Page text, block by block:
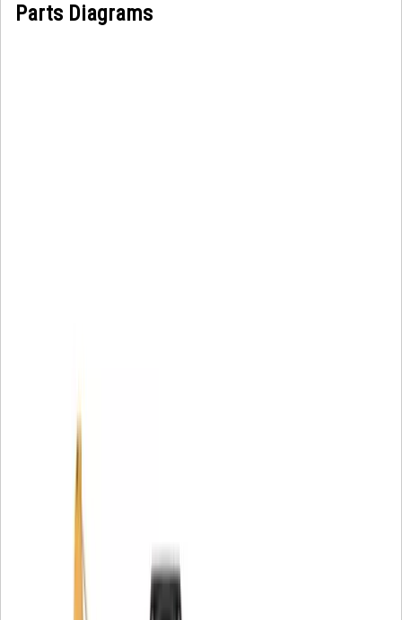
Parts Diagrams